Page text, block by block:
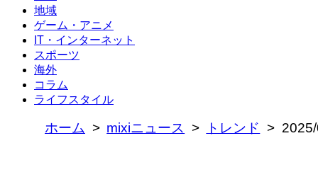
地域
ゲーム・アニメ
IT・インターネット
スポーツ
海外
コラム
ライフスタイル
ホーム mixiニュース トレンド